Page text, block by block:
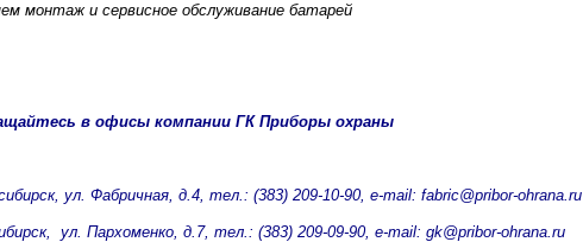
монтаж и сервисное обслуживание батарей
в офисы компании ГК Приборы охраны
ул. Фабричная, д.4, тел.: (383) 209-10-90, e-mail: fabric@pribor-ohrana.ru
ул. Пархоменко, д.7, тел.: (383) 209-09-90, e-mail: gk@pribor-ohrana.ru